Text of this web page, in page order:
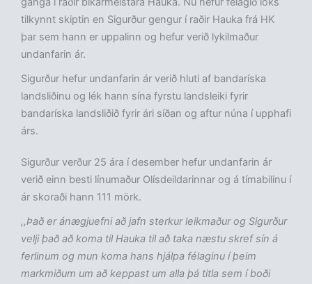
tilkynnt skiptin en Sigurður gengur í raðir Hauka frá HK
þar sem hann er uppalinn og hefur verið lykilmaður
undanfarin ár.
Sigurður hefur undanfarin ár verið hluti af bandaríska
landsliðinu og lék hann sína fyrstu landsleiki fyrir
bandaríska landsliðið fyrir ári síðan og aftur núna í upphafi
árs.
Sigurður verður 25 ára í desember hefur undanfarin ár
verið einn besti línumaður Olísdeildarinnar og á tímabilinu í
ár skoraði hann 111 mörk.
,,Það er ánægjuefni að jafn sterkur leikmaður og Sigurður
velji það að koma til Hauka til að taka næstu skref sín á
ferlinum og mun koma hans hjálpa félaginu í þeim
markmiðum um að keppast um alla þá titla sem í boði